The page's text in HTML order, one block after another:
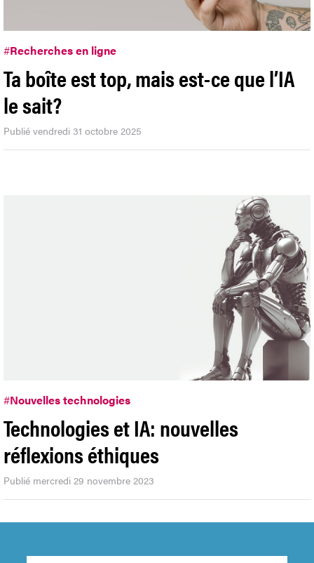
#Recherches en ligne
Ta boîte est top, mais est-ce que l’IA
le sait?
Publié vendredi 31 octobre 2025
#Nouvelles technologies
Technologies et IA: nouvelles
réflexions éthiques
Publié mercredi 29 novembre 2023